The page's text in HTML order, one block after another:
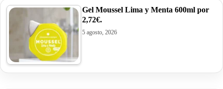
Gel Moussel Lima y Menta 600ml por
2,72€.
5 agosto, 2026